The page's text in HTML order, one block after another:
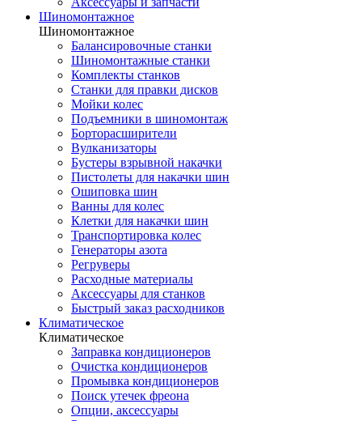
Шиномонтажное
Шиномонтажное
Балансировочные станки
Шиномонтажные станки
Комплекты станков
Станки для правки дисков
Мойки колес
Подъемники в шиномонтаж
Борторасширители
Вулканизаторы
Бустеры взрывной накачки
Пистолеты для накачки шин
Ошиповка шин
Ванны для колес
Клетки для накачки шин
Транспортировка колес
Генераторы азота
Регруверы
Расходные материалы
Аксессуары для станков
Быстрый заказ расходников
Климатическое
Климатическое
Заправка кондиционеров
Очистка кондиционеров
Промывка кондиционеров
Поиск утечек фреона
Опции, аксессуары